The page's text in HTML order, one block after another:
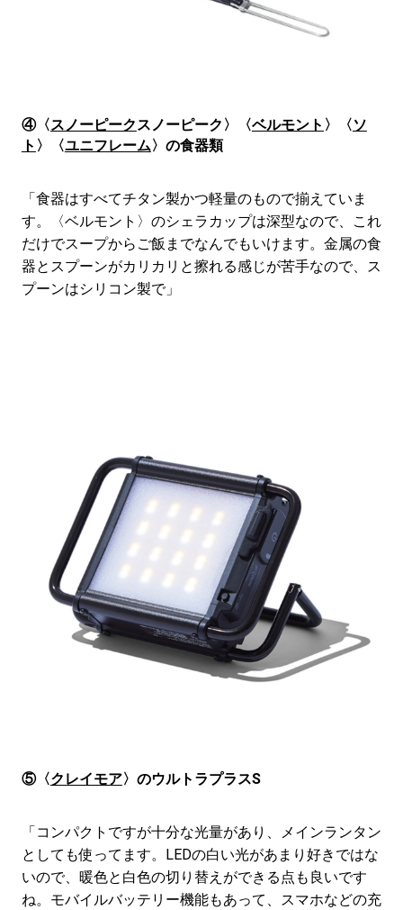
④〈スノーピークスノーピーク〉〈ベルモント 〉〈ソ
ト 〉〈ユニフレーム〉の食器類
「食器はすべてチタン製かつ軽量のもので揃えていま
す。〈ベルモント〉のシェラカップは深型なので、これ
だけでスープからご飯までなんでもいけます。金属の食
器とスプーンがカリカリと擦れる感じが苦手なので、ス
プーンはシリコン製で」
⑤〈クレイモア〉のウルトラプラスS
「コンパクトですが十分な光量があり、メインランタン
としても使ってます。LEDの白い光があまり好きではな
いので、暖色と白色の切り替えができる点も良いです
ね。モバイルバッテリー機能もあって、スマホなどの充